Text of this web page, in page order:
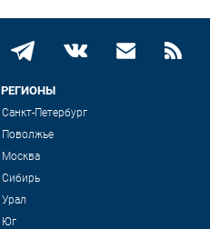
РЕГИОНЫ
Санкт-Петербург
Поволжье
Москва
Сибирь
Урал
Юг